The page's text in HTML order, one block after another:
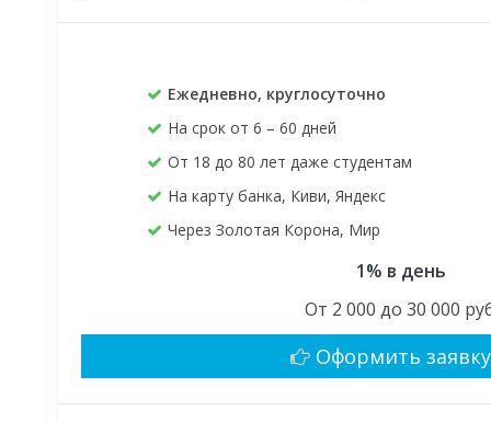
Ежедневно, круглосуточно
На срок от 6 – 60 дней
От 18 до 80 лет даже студентам
На карту банка, Киви, Яндекс
Через Золотая Корона, Мир
1% в день
От 2 000 до 30 000
Оформить заявку